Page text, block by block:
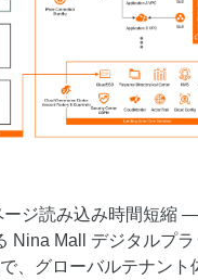
ジ読み込み時間短縮
Nina Mall デジタルプ
、グローバルテナント